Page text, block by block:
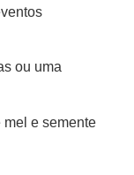
ou uma
mel e semente